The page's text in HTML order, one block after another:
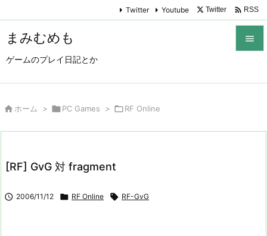
まみむめも
ゲームのプレイ日記とか

Twitter Youtube Twitter  RSS
 ホーム > PC Games > RF Online
[RF] GvG 対 fragment
 2006/11/12  RF Online  RF-GvG